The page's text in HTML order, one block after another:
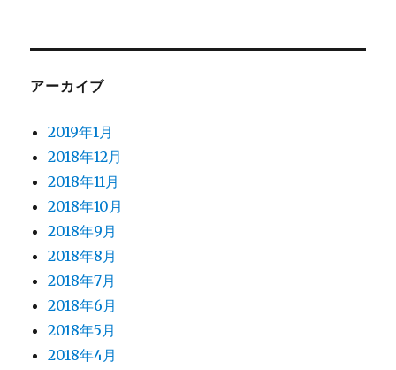
アーカイブ
2019年1月
2018年12月
2018年11月
2018年10月
2018年9月
2018年8月
2018年7月
2018年6月
2018年5月
2018年4月